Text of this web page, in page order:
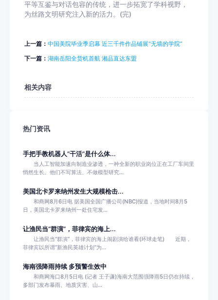
平等互鉴与对话包容的传统，进一步拓宽了学科视野，
为丝路文明研究注入新的活力。(完)
上一篇： 中国美院毕业季启幕 近三千件作品铺展“无墙的学院”
下一篇： 湖南岳阳全货机首航 湘品直达东盟
相关内容
热门资讯
手把手教机器人“干活”是什么体...
当人工智能加速向制造业渗透，一种全新的职业岗位正在工厂车间里
悄然生长。他们不写算法、不做模型研究...
美国北卡罗来纳州发生大规模枪击...
和商网8月6日电 据美国全国广播公司(NBC)报道，当地时间8月5
日，美国北卡罗来纳州一处住宅发...
让渔民当“群演”，菲律宾的海上...
让渔民当“群演”，菲律宾的海上闹剧演给谁看(环球走笔) 近期，
菲律宾以所谓“新渔民英雄计划”为...
海南强降雨持续 多预警生效中
和商网海口8月5日电 (记者 王子谦)海南大范围强降雨5日仍在持续，
多部门发布暴雨、地质灾害、山...